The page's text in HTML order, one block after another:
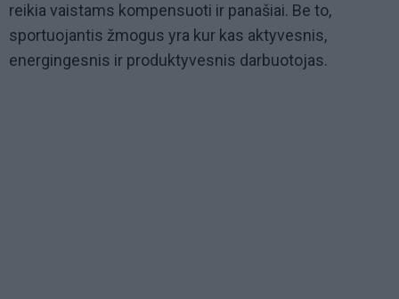
reikia vaistams kompensuoti ir panašiai. Be to,
sportuojantis žmogus yra kur kas aktyvesnis,
energingesnis ir produktyvesnis darbuotojas.